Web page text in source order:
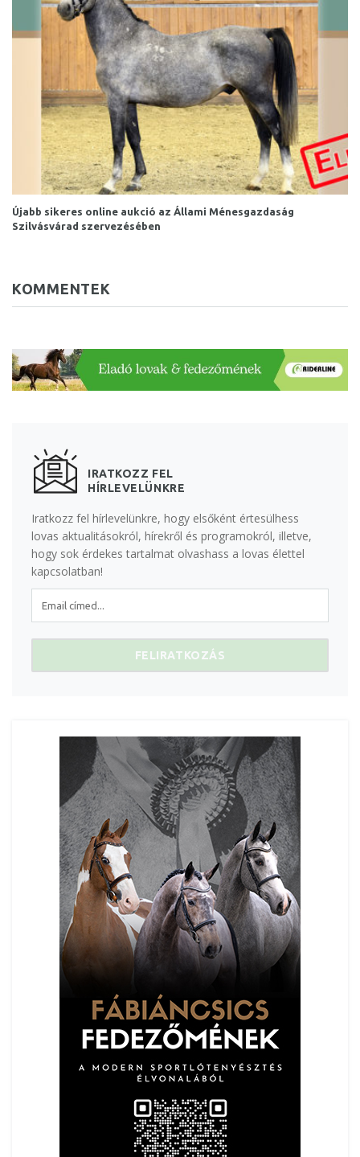
Újabb sikeres online aukció az Állami Ménesgazdaság
Szilvásvárad szervezésében
KOMMENTEK
IRATKOZZ FEL
HÍRLEVELÜNKRE
Iratkozz fel hírlevelünkre, hogy elsőként értesülhess
lovas aktualitásokról, hírekről és programokról, illetve,
hogy sok érdekes tartalmat olvashass a lovas élettel
kapcsolatban!